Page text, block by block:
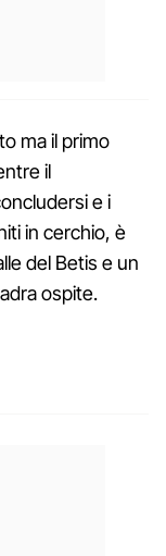
ma il primo
il
e i
in cerchio, è
del Betis e un
ospite.